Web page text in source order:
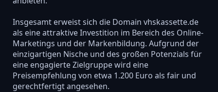
Insgesamt erweist sich die Domain vhskassette.de
als eine attraktive Investition im Bereich des Online-
Marketings und der Markenbildung. Aufgrund der
einzigartigen Nische und des großen Potenzials für
eine engagierte Zielgruppe wird eine
Preisempfehlung von etwa 1.200 Euro als fair und
gerechtfertigt angesehen.